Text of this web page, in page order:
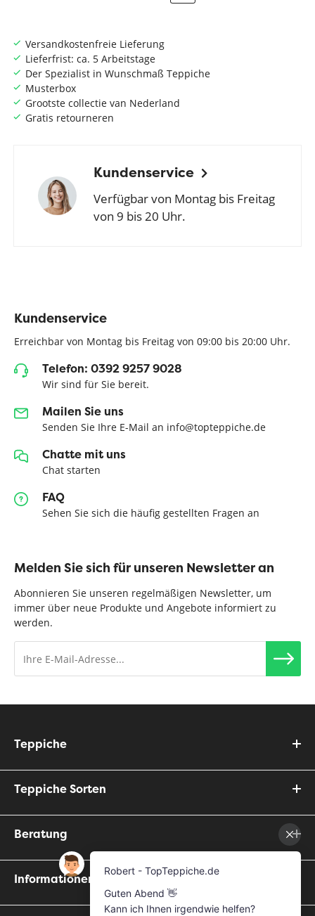
Versandkostenfreie Lieferung
Lieferfrist: ca. 5 Arbeitstage
Der Spezialist in Wunschmaß Teppiche
Musterbox
Grootste collectie van Nederland
Gratis retourneren
Kundenservice
Verfügbar von Montag bis Freitag
von 9 bis 20 Uhr.
Kundenservice
Erreichbar von Montag bis Freitag von 09:00 bis 20:00 Uhr.
Telefon: 0392 9257 9028
Wir sind für Sie bereit.
Mailen Sie uns
Senden Sie Ihre E-Mail an info@topteppiche.de
Chatte mit uns
Chat starten
FAQ
Sehen Sie sich die häufig gestellten Fragen an
Melden Sie sich für unseren Newsletter an
Abonnieren Sie unseren regelmäßigen Newsletter, um
immer über neue Produkte und Angebote informiert zu
werden.
Teppiche
Teppiche Sorten
Beratung
Informationen